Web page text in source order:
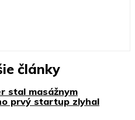
články
stal masážnym
prvý startup zlyhal